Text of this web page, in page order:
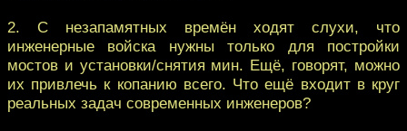
2. С незапамятных времён ходят слухи, что
инженерные войска нужны только для постройки
мостов и установки/снятия мин. Ещё, говорят, можно
их привлечь к копанию всего. Что ещё входит в круг
реальных задач современных инженеров?